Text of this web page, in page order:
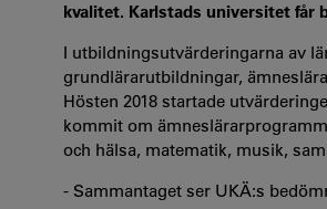
kvalitet. Karlstads universitet får
I utbildningsutvärderingarna av
grundlärarutbildningar,
Hösten 2018 startade
kommit om
och hälsa, matematik, musik,
- Sammantaget ser UKÄ:s